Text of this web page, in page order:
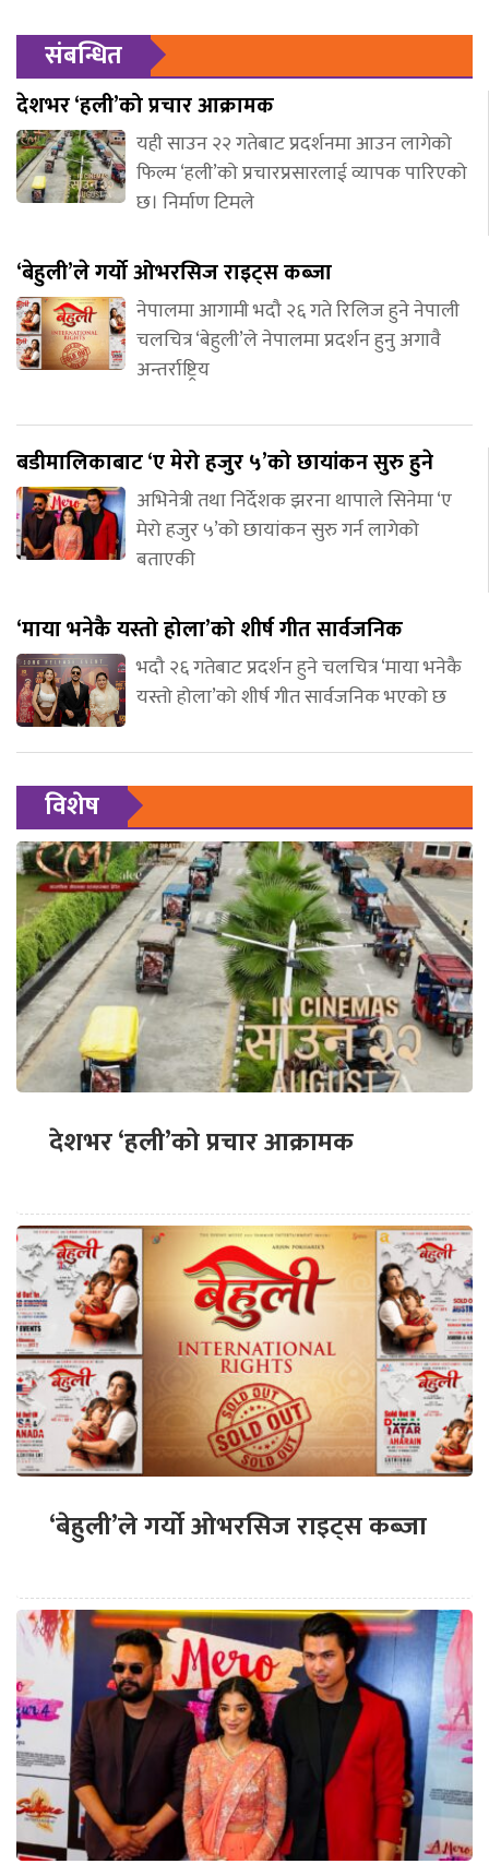
संबन्धित
देशभर ‘हली’को प्रचार आक्रामक
यही साउन २२ गतेबाट प्रदर्शनमा आउन लागेको
फिल्म ‘हली’को प्रचारप्रसारलाई व्यापक पारिएको
छ। निर्माण टिमले
‘बेहुली’ले गर्यो ओभरसिज राइट्स कब्जा
नेपालमा आगामी भदौ २६ गते रिलिज हुने नेपाली
चलचित्र ‘बेहुली’ले नेपालमा प्रदर्शन हुनु अगावै
अन्तर्राष्ट्रिय
बडीमालिकाबाट ‘ए मेरो हजुर ५’को छायांकन सुरु हुने
अभिनेत्री तथा निर्देशक झरना थापाले सिनेमा ‘ए
मेरो हजुर ५’को छायांकन सुरु गर्न लागेको
बताएकी
‘माया भनेकै यस्तो होला’को शीर्ष गीत सार्वजनिक
भदौ २६ गतेबाट प्रदर्शन हुने चलचित्र ‘माया भनेकै
यस्तो होला’को शीर्ष गीत सार्वजनिक भएको छ
विशेष
देशभर ‘हली’को प्रचार आक्रामक
‘बेहुली’ले गर्यो ओभरसिज राइट्स कब्जा